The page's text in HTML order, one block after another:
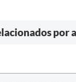
por